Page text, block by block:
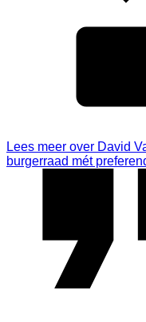
Lees meer over David
burgerraad mét